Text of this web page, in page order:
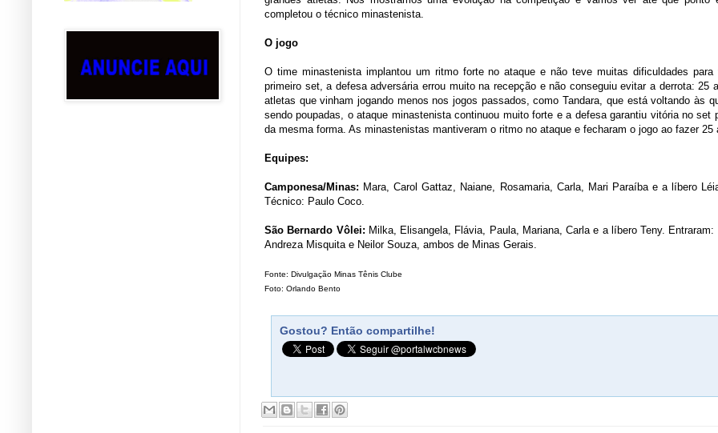
completou o técnico minastenista.
O jogo
O time minastenista implantou um ritmo forte no ataque e não teve muitas dificuldades
primeiro set, a defesa adversária errou muito na recepção e não conseguiu evitar a derrota:
atletas que vinham jogando menos nos jogos passados, como Tandara, que está voltando às
sendo poupadas, o ataque minastenista continuou muito forte e a defesa garantiu vitória no
da mesma forma. As minastenistas mantiveram o ritmo no ataque e fecharam o jogo ao fazer 25
Equipes:
Camponesa/Minas: Mara, Carol Gattaz, Naiane, Rosamaria, Carla, Mari Paraíba e a líbero
Técnico: Paulo Coco.
São Bernardo Vôlei: Milka, Elisangela, Flávia, Paula, Mariana, Carla e a líbero Teny.
Andreza Misquita e Neilor Souza, ambos de Minas Gerais.
Fonte: Divulgação Minas Tênis Clube
Foto: Orlando Bento
Gostou? Então compartilhe!